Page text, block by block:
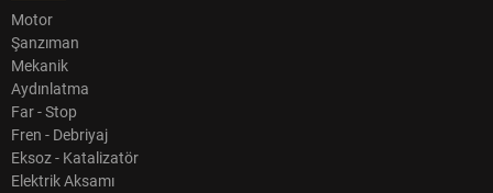
Motor
Şanzıman
Mekanik
Aydınlatma
Far - Stop
Fren - Debriyaj
Eksoz - Katalizatör
Elektrik Aksamı